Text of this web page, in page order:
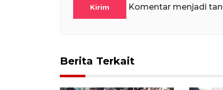
Kirim Komentar menjadi
Berita Terkait